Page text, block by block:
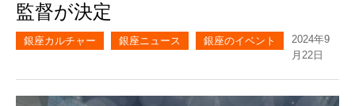
マイページ
ブックマーク
監督が決定
銀座カルチャー 銀座ニュース 銀座のイベント
2024年9
月22日